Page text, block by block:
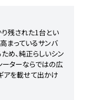
り残された1台とい
まっているサンバ
め、純正らしいシン
ーターならではの広
アを載せて出かけ